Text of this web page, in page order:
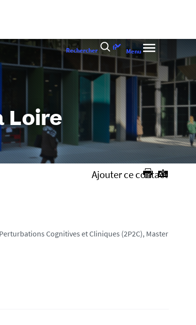
Loire
Rechercher
Choix
de
langue
fr Menu
Ajouter ce contact
Cognitives et Cliniques (2P2C), Master